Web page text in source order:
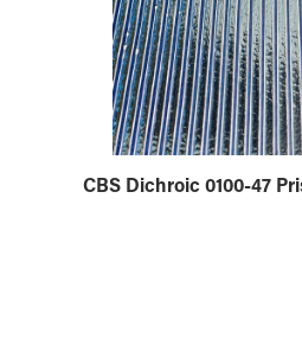
CBS Dichroic 0100-47